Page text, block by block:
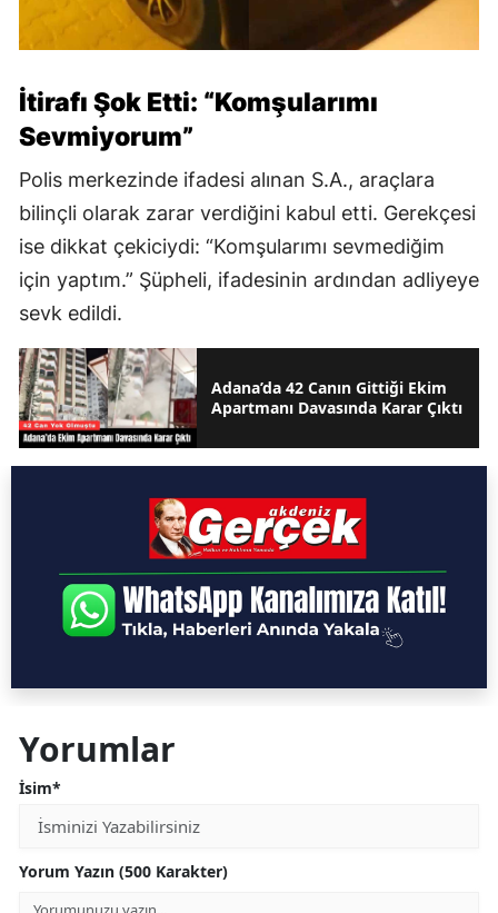
İtirafı Şok Etti: “Komşularımı
Sevmiyorum”
Polis merkezinde ifadesi alınan S.A., araçlara
bilinçli olarak zarar verdiğini kabul etti. Gerekçesi
ise dikkat çekiciydi: “Komşularımı sevmediğim
için yaptım.” Şüpheli, ifadesinin ardından adliyeye
sevk edildi.
Adana’da 42 Canın Gittiği Ekim
Apartmanı Davasında Karar Çıktı
Yorumlar
İsim*
Yorum Yazın (500 Karakter)